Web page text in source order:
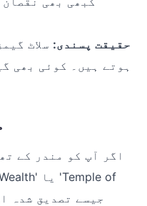
حقیقت پسندی: سلاٹ
ہوتے ہیں۔ کوئی بھی
اگر آپ کو مندر کے